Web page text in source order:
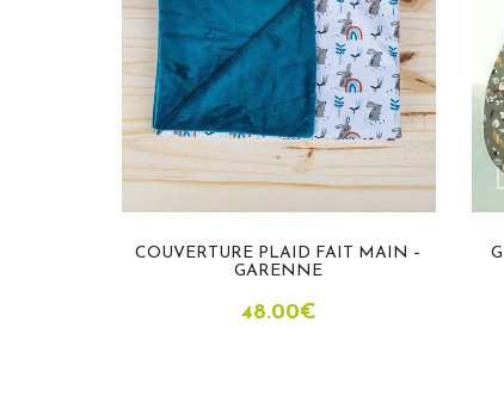
COUVERTURE PLAID FAIT MAIN –
GARENNE
48.00€